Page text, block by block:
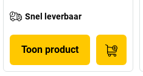
Snel leverbaar
Toon product